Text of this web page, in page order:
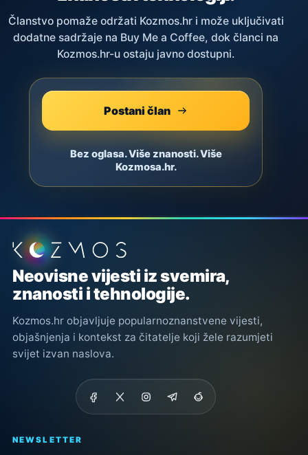
Članstvo pomaže održati Kozmos.hr i može uključivati
dodatne sadržaje na Buy Me a Coffee, dok članci na
Kozmos.hr-u ostaju javno dostupni.
Postani član
Bez oglasa. Više znanosti. Više
Kozmosa.hr.
Podnožje stranice
Neovisne vijesti iz svemira,
znanosti i tehnologije.
Kozmos.hr objavljuje popularnoznanstvene vijesti,
objašnjenja i kontekst za čitatelje koji žele razumjeti
svijet izvan naslova.
NEWSLETTER